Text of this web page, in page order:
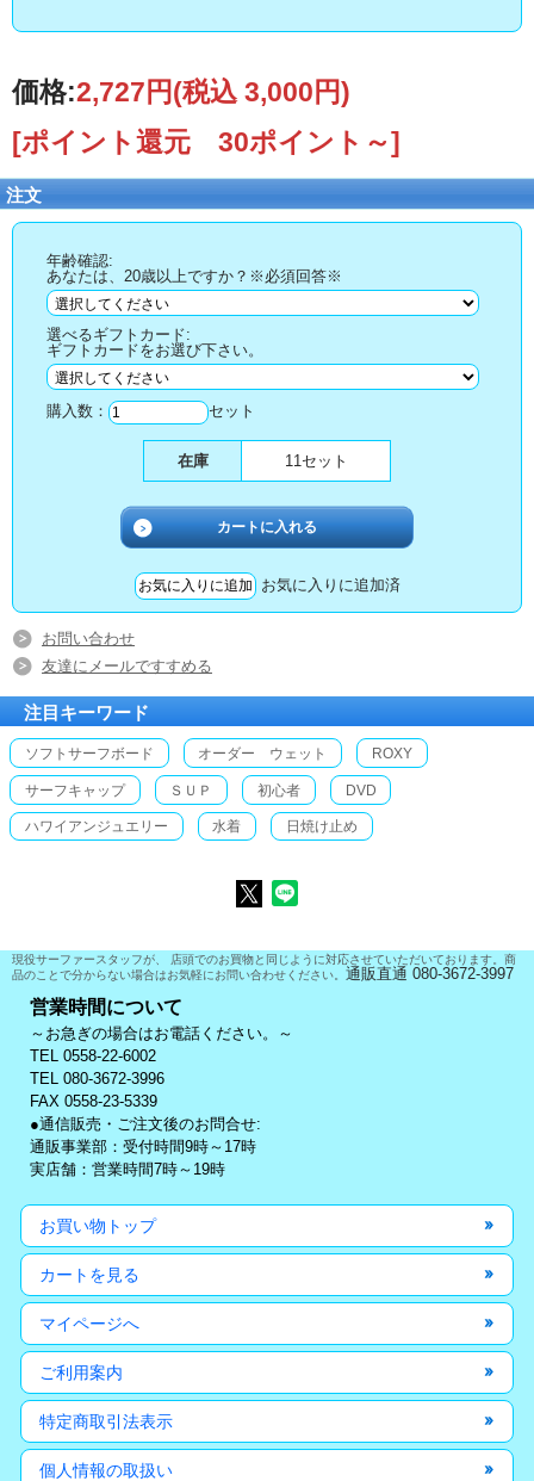
価格:2,727円(税込 3,000円)
[ポイント還元 30ポイント～]
注文
年齢確認:
あなたは、20歳以上ですか？※必須回答※
選べるギフトカード:
ギフトカードをお選び下さい。
購入数： セット
在庫 11セット
お気に入りに追加済
お問い合わせ
友達にメールですすめる
注目キーワード
ソフトサーフボード オーダー ウェット ROXY
サーフキャップ ＳＵＰ 初心者 DVD
ハワイアンジュエリー 水着 日焼け止め
現役サーファースタッフが、 店頭でのお買物と同じように対応させていただいております。商
品のことで分からない場合はお気軽にお問い合わせください。 通販直通 080-3672-3997
営業時間について
～お急ぎの場合はお電話ください。～
TEL 0558-22-6002
TEL 080-3672-3996
FAX 0558-23-5339
●通信販売・ご注文後のお問合せ:
通販事業部：受付時間9時～17時
実店舗：営業時間7時～19時
お買い物トップ
カートを見る
マイページへ
ご利用案内
特定商取引法表示
個人情報の取扱い